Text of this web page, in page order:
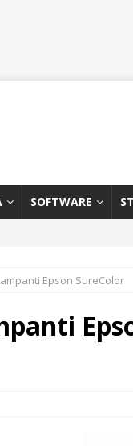
SOFTWARE
Epson SureColor